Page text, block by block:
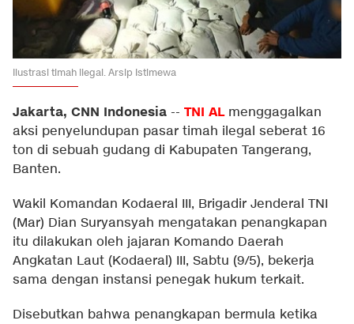
Ilustrasi timah ilegal. Arsip Istimewa
Jakarta, CNN Indonesia -- TNI ALmenggagalkan
aksi penyelundupan pasar timah ilegal seberat 16
ton di sebuah gudang di Kabupaten Tangerang,
Banten.
Wakil Komandan Kodaeral III, Brigadir Jenderal TNI
(Mar) Dian Suryansyah mengatakan penangkapan
itu dilakukan oleh jajaran Komando Daerah
Angkatan Laut (Kodaeral) III, Sabtu (9/5), bekerja
sama dengan instansi penegak hukum terkait.
Disebutkan bahwa penangkapan bermula ketika